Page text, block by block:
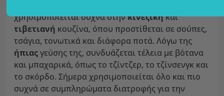
χρησιμοποιείται συχνά στηνκινέζικηκαι
τιβετιανή κουζίνα, όπου προστίθεται σε σούπες,
τσάγια, τονωτικά και διάφορα ποτά. Λόγω της
ήπιαςγεύσης της, συνδυάζεται τέλεια με βότανα
και μπαχαρικά, όπως το τζίντζερ, το τζίνσενγκ και
το σκόρδο. Σήμερα χρησιμοποιείται όλο και πιο
συχνά σε συμπληρώματα διατροφής για την